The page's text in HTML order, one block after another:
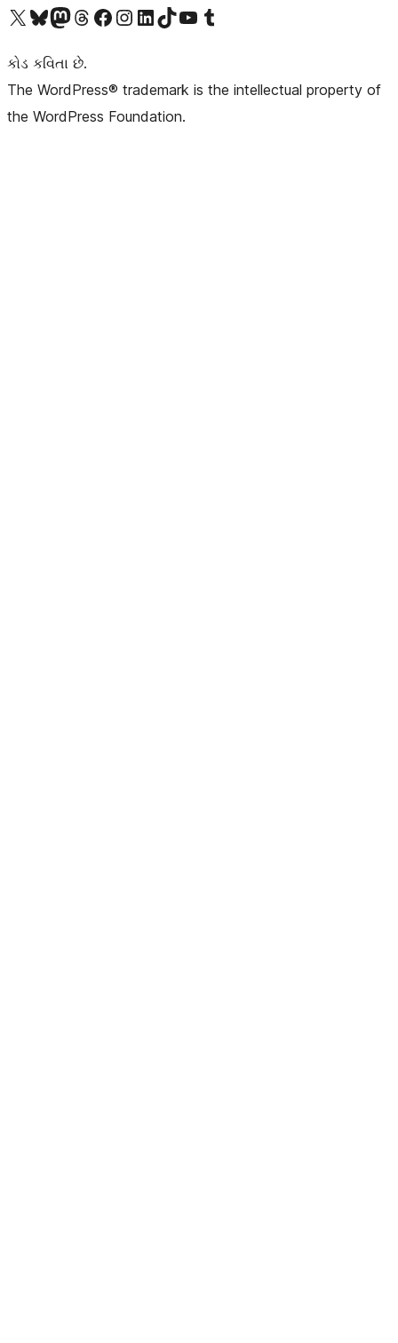
અમારા X (અગાઉ ટ્વિટર) એકાઉન્ટની મુલાકાત લોઅમારા Bluesky એકાઉન્ટની મુલાકાત લોઅમારા માસ્ટોડોન એકાઉન્ટની મુલાકાત લોઅમારા Threads એકાઉન્ટની મુલાકાત લો અમારા ફેસબુક પેજની મુલાકાત લોઅમારા ઇન્સ્ટાગ્રામ એકાઉન્ટની મુલાકાત લો અમારા LinkedIn એકાઉન્ટની મુલાકાત લોઅમારા TikTok એકાઉન્ટની મુલાકાત લોઅમારી YouTube ચેનલની મુલાકાત લો અમારા Tumblr એકાઉન્ટની મુલાકાત લો
કોડ કવિતા છે.
The WordPress® trademark is the intellectual property of
the WordPress Foundation.